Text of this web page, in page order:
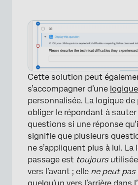
Cette solution peut
s’accompagner d’une
personnalisée. La logique
obliger le répondant à
questions si une réponse
signifie que plusieurs
ne s’appliquent plus à lui. La
passage est toujours
vers l’avant ; elle ne peut pas